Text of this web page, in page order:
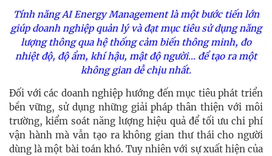
Tính năng AI Energy Management là một bước tiến lớn
giúp doanh nghiệp quản lý và đạt mục tiêu sử dụng năng
lượng thông qua hệ thống cảm biến thông minh, đo
nhiệt độ, độ ẩm, khí hậu, mật độ người... để tạo ra một
không gian dễ chịu nhất.
Đối với các doanh nghiệp hướng đến mục tiêu phát triển
bền vững, sử dụng những giải pháp thân thiện với môi
trường, kiểm soát năng lượng hiệu quả để tối ưu chi phí
vận hành mà vẫn tạo ra không gian thư thái cho người
dùng là một bài toán khó. Tuy nhiên với sự xuất hiện của